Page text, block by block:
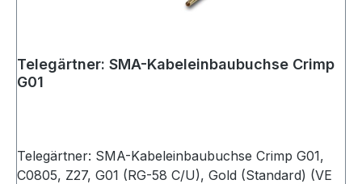
Telegärtner: SMA-Kabeleinbaubuchse Crimp
G01
Telegärtner: SMA-Kabeleinbaubuchse Crimp G01,
C0805, Z27, G01 (RG-58 C/U), Gold (Standard) (VE